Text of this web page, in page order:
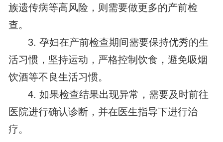
族遗传病等高风险，则需要做更多的产前检
查。
3. 孕妇在产前检查期间需要保持优秀的生
活习惯，坚持运动，严格控制饮食，避免吸烟
饮酒等不良生活习惯。
4. 如果检查结果出现异常，需要及时前往
医院进行确认诊断，并在医生指导下进行治
疗。